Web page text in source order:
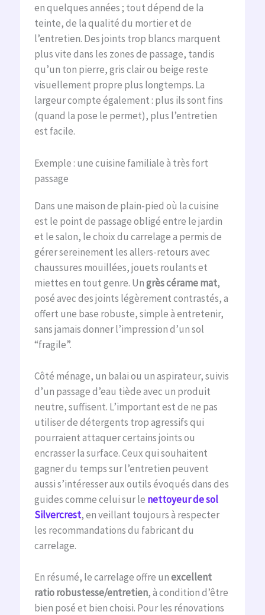
en quelques années ; tout dépend de la
teinte, de la qualité du mortier et de
l’entretien. Des joints trop blancs marquent
plus vite dans les zones de passage, tandis
qu’un ton pierre, gris clair ou beige reste
visuellement propre plus longtemps. La
largeur compte également : plus ils sont fins
(quand la pose le permet), plus l’entretien
est facile.
Exemple : une cuisine familiale à très fort
passage
Dans une maison de plain-pied où la cuisine
est le point de passage obligé entre le jardin
et le salon, le choix du carrelage a permis de
gérer sereinement les allers-retours avec
chaussures mouillées, jouets roulants et
miettes en tout genre. Ungrès cérame mat,
posé avec des joints légèrement contrastés, a
offert une base robuste, simple à entretenir,
sans jamais donner l’impression d’un sol
“fragile”.
Côté ménage, un balai ou un aspirateur, suivis
d’un passage d’eau tiède avec un produit
neutre, suffisent. L’important est de ne pas
utiliser de détergents trop agressifs qui
pourraient attaquer certains joints ou
encrasser la surface. Ceux qui souhaitent
gagner du temps sur l’entretien peuvent
aussi s’intéresser aux outils évoqués dans des
guides comme celui sur le nettoyeur de sol
Silvercrest, en veillant toujours à respecter
les recommandations du fabricant du
carrelage.
En résumé, le carrelage offre unexcellent
ratio robustesse/entretien, à condition d’être
bien posé et bien choisi. Pour les rénovations